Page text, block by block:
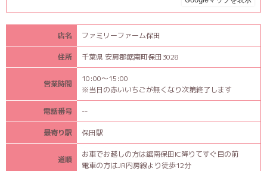
店名 ファミリーファーム保田
住所 千葉県 安房郡鋸南町保田3028
営業時間
10:00〜15:00
※当日の赤いいちごが無くなり次第終了します
電話番号 --
最寄り駅 保田駅
道順
お車でお越しの方は鋸南保田IC降りてすぐ目の前
電車の方はJR内房線より徒歩12分